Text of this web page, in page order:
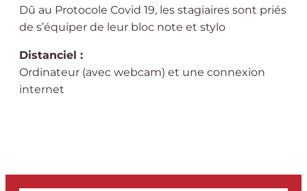
Dû au Protocole Covid 19, les stagiaires sont priés
de s’équiper de leur bloc note et stylo
Distanciel :
Ordinateur (avec webcam) et une connexion
internet